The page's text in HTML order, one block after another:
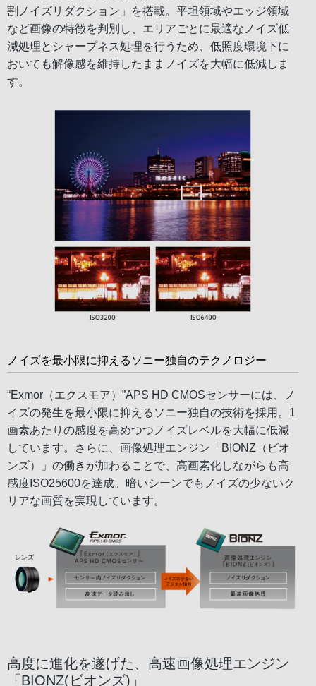
割ノイズリダクション」を搭載。平坦領域やエッジ領域
など画像の特徴を判別し、エリアごとに最適なノイズ低
減処理とシャープネス処理を行うため、低照度環境下に
おいても解像感を維持したままノイズを大幅に低減しま
す。
ノイズを最小限に抑えるソニー独自のテクノロジー
“Exmor（エクスモア）”APS HD CMOSセンサーには、ノ
イズの発生を最小限に抑えるソニー独自の技術を採用。1
画素あたりの感度を高めつつノイズレベルを大幅に低減
しています。さらに、画像処理エンジン「BIONZ（ビオ
ンズ）」の働きが加わることで、高画素化しながらも高
感度ISO25600を達成。暗いシーンでもノイズの少ないク
リアな画質を実現しています。
高度に進化を遂げた、高速画像処理エンジン
「BIONZ(ビオンズ)」